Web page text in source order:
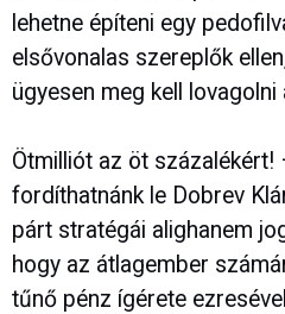
lehetne építeni egy
elsővonalas szereplők
ügyesen meg kell
Ötmilliót az öt százalékért!
fordíthatnánk le Dobrev
párt stratégái alighanem
hogy az átlagember
tűnő pénz ígérete